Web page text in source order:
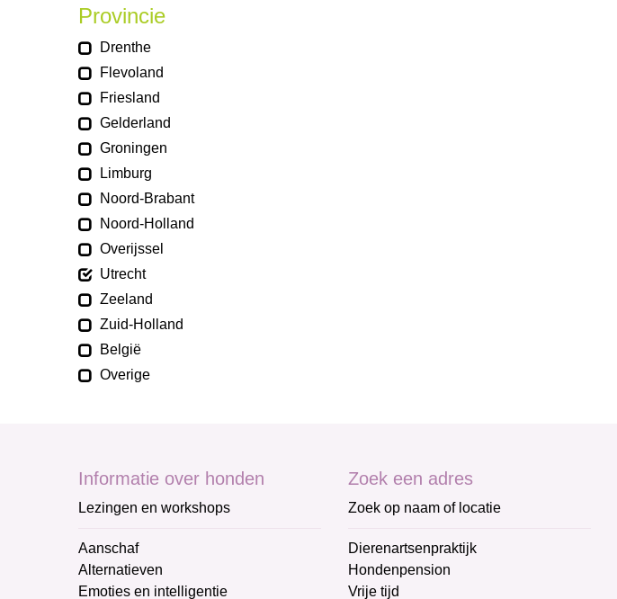
Provincie
Drenthe
Flevoland
Friesland
Gelderland
Groningen
Limburg
Noord-Brabant
Noord-Holland
Overijssel
Utrecht
Zeeland
Zuid-Holland
België
Overige
Informatie over honden
Lezingen en workshops
Aanschaf
Alternatieven
Emoties en intelligentie
Zoek een adres
Zoek op naam of locatie
Dierenartsenpraktijk
Hondenpension
Vrije tijd